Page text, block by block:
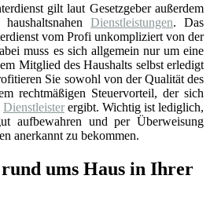
gilt laut Gesetzgeber außerdem
Dienstleistungen. Das
vom Profi unkompliziert von der
muss es sich allgemein nur um eine
Mitglied des Haushalts selbst erledigt
Sie sowohl von der Qualität des
rechtmäßigen Steuervorteil, der sich
Dienstleister ergibt. Wichtig ist lediglich,
aufbewahren und per Überweisung
anerkannt zu bekommen.
ums Haus in Ihrer